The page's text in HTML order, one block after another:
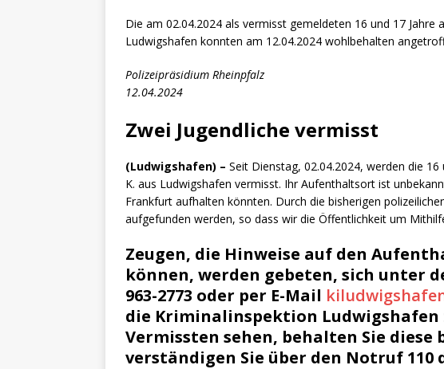
Die am 02.04.2024 als vermisst gemeldeten 16 und 17 Jahre
Ludwigshafen konnten am 12.04.2024 wohlbehalten
Polizeipräsidium Rheinpfalz
12.04.2024
Zwei Jugendliche vermisst
(Ludwigshafen) – Seit Dienstag, 02.04.2024, werden die
K. aus Ludwigshafen vermisst. Ihr Aufenthaltsort ist
Frankfurt aufhalten könnten. Durch die bisherigen
aufgefunden werden, so dass wir die Öffentlichkeit um
Zeugen, die Hinweise auf den
können, werden gebeten, sich unter
963-2773 oder per E-Mail
die Kriminalinspektion Ludwigshafen
Vermissten sehen, behalten Sie
verständigen Sie über den Notruf 110